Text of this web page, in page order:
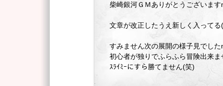
柴崎銀河ＧＭありがとうございま
文章が改正したうえ新しく入ってる
すみません次の展開の様子見でし
初心者が独りでふらふら冒険出来ま
ｽﾗｲﾐｰにすら勝てません(笑)